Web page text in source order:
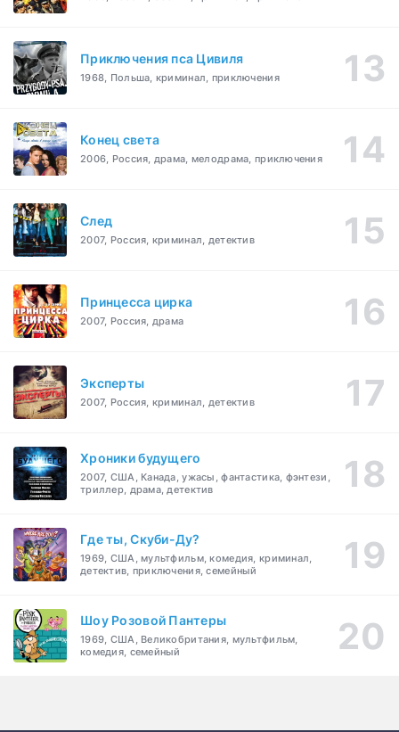
Приключения пса Цивиля
1968, Польша, криминал, приключения
Конец света
2006, Россия, драма, мелодрама, приключения
След
2007, Россия, криминал, детектив
Принцесса цирка
2007, Россия, драма
Эксперты
2007, Россия, криминал, детектив
Хроники будущего
2007, США, Канада, ужасы, фантастика, фэнтези,
триллер, драма, детектив
Где ты, Скуби-Ду?
1969, США, мультфильм, комедия, криминал,
детектив, приключения, семейный
Шоу Розовой Пантеры
1969, США, Великобритания, мультфильм,
комедия, семейный